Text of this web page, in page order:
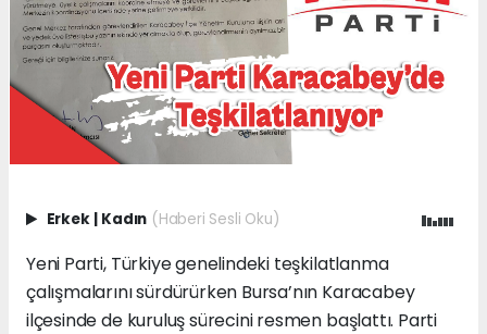
Erkek | Kadın (Haberi Sesli Oku)
Yeni Parti, Türkiye genelindeki teşkilatlanma
çalışmalarını sürdürürken Bursa’nın Karacabey
ilçesinde de kuruluş sürecini resmen başlattı. Parti